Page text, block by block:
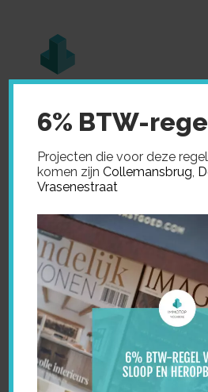
»Verkocht »
18
VERKOCHT
OP!
6% BTW-
Projecten die voor deze
komen zijnCollemansbrug,
Vrasenestraat